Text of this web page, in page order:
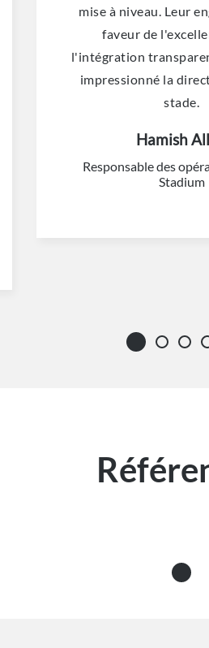
mise à niveau. Leur
faveur de
l'intégration
impressionné la
stade.
Hamish
Responsable des
Stadium